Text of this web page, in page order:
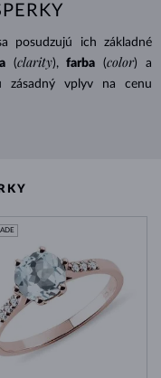
posudzujú ich základné
(clarity), farba (color) a
zásadný vplyv na cenu